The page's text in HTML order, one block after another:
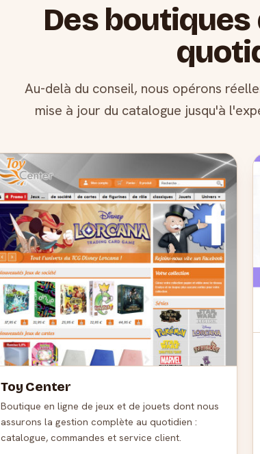
Des boutiques
Au-delà du conseil, nous opérons
mise à jour du catalogue jusqu'à
Toy Center
Boutique en ligne de jeux et de jouets dont nous
assurons la gestion complète au quotidien :
catalogue, commandes et service client.